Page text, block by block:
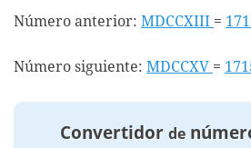
Número anterior: MDCCXIII =
Número siguiente: MDCCXV =
Convertidor de